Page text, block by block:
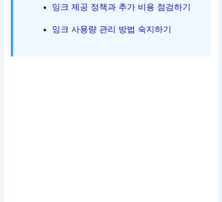
잉크 제공 정책과 추가 비용 점검하기
잉크 사용량 관리 방법 숙지하기